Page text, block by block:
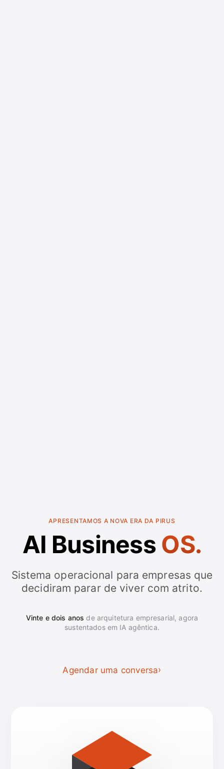
APRESENTAMOS A NOVA ERA DA PIRUS
AI Business OS.
Sistema operacional para empresas que
decidiram parar de viver com atrito.
Vinte e dois anos de arquitetura empresarial, agora
sustentados em IA agêntica.
Agendar uma conversa